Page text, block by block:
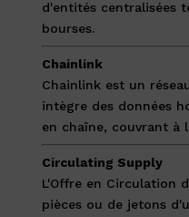
d'entités centralisées
bourses.
Chainlink
Chainlink est un
intègre des données
en chaîne, couvrant à
Circulating Supply
L'Offre en Circulation
pièces ou de jetons